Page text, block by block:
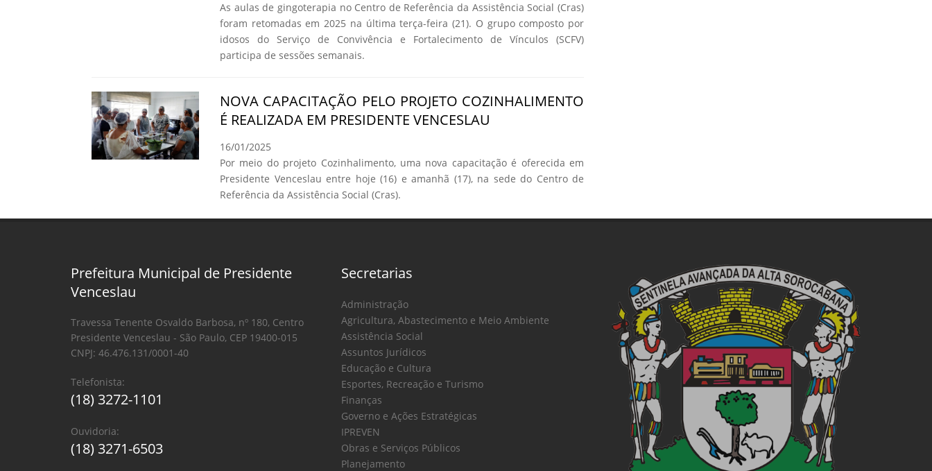
As aulas de gingoterapia no Centro de Referência da Assistência Social (Cras)
foram retomadas em 2025 na última terça-feira (21). O grupo composto por
idosos do Serviço de Convivência e Fortalecimento de Vínculos (SCFV)
participa de sessões semanais.
NOVA CAPACITAÇÃO PELO PROJETO COZINHALIMENTO
É REALIZADA EM PRESIDENTE VENCESLAU
16/01/2025
Por meio do projeto Cozinhalimento, uma nova capacitação é oferecida em
Presidente Venceslau entre hoje (16) e amanhã (17), na sede do Centro de
Referência da Assistência Social (Cras).
Prefeitura Municipal de Presidente
Venceslau
Travessa Tenente Osvaldo Barbosa, nº 180, Centro
Presidente Venceslau - São Paulo, CEP 19400-015
CNPJ: 46.476.131/0001-40
Telefonista:
(18) 3272-1101
Ouvidoria:
(18) 3271-6503
Secretarias
Administração
Agricultura, Abastecimento e Meio Ambiente
Assistência Social
Assuntos Jurídicos
Educação e Cultura
Esportes, Recreação e Turismo
Finanças
Governo e Ações Estratégicas
IPREVEN
Obras e Serviços Públicos
Planejamento